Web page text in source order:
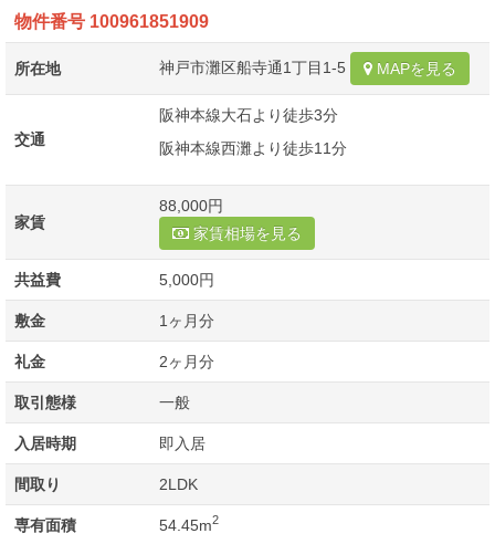
物件番号 100961851909
所在地 神戸市灘区船寺通1丁目1-5 MAPを見る
交通
阪神本線大石より徒歩3分
阪神本線西灘より徒歩11分
家賃
88,000円
家賃相場を見る
共益費 5,000円
敷金 1ヶ月分
礼金 2ヶ月分
取引態様 一般
入居時期 即入居
間取り 2LDK
専有面積 54.45m2